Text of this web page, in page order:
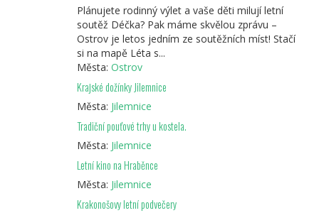
Plánujete rodinný výlet a vaše děti milují letní
soutěž Déčka? Pak máme skvělou zprávu –
Ostrov je letos jedním ze soutěžních míst! Stačí
si na mapě Léta s...
Města: Ostrov
Krajské dožínky Jilemnice
Města: Jilemnice
Tradiční pouťové trhy u kostela.
Města: Jilemnice
Letní kino na Hraběnce
Města: Jilemnice
Krakonošovy letní podvečery